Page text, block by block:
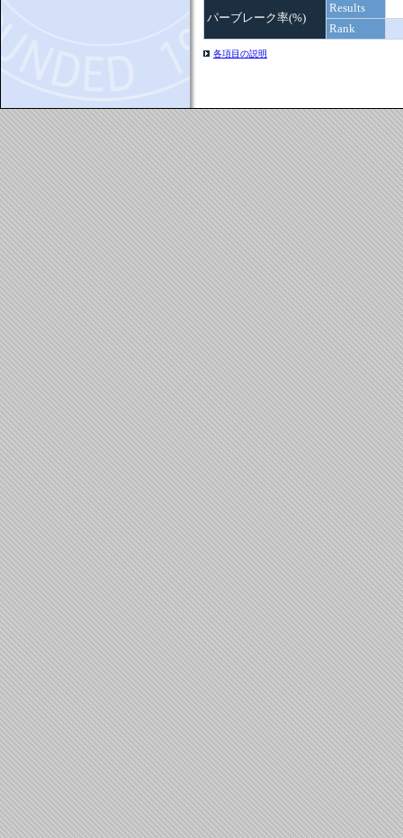
パーブレーク率(%)
Results
Rank
各項目の説明